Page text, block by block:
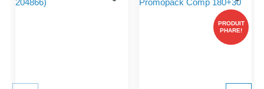
PRODUIT
PHARE!